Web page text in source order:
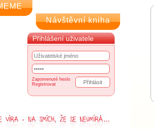
Návštěvní kniha
Přihlášení uživatele
Zapomenuté heslo
Registrovat